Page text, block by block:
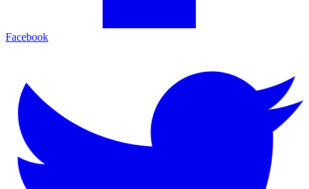
Facebook